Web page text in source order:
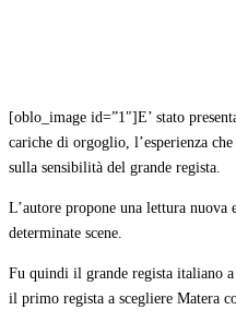
[oblo_image id=”1″]E’ stato
cariche di orgoglio, l’esperienza
sulla sensibilità del grande regista.
L’autore propone una lettura nuova
determinate scene.
Fu quindi il grande regista italiano
il primo regista a scegliere Matera